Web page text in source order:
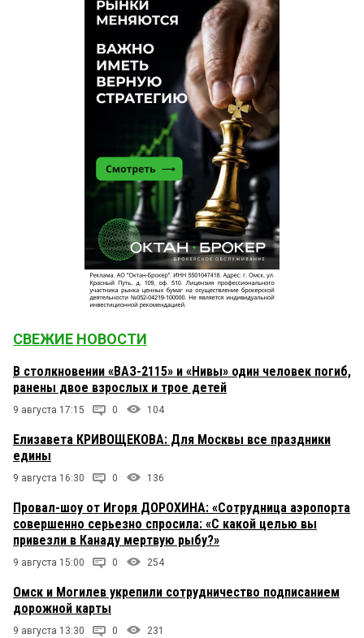
СВЕЖИЕ НОВОСТИ
В столкновении «ВАЗ-2115» и «Нивы» один человек погиб,
ранены двое взрослых и трое детей
9 августа 17:15 0 104
Елизавета КРИВОЩЕКОВА: Для Москвы все праздники
едины
9 августа 16:30 0 136
Провал-шоу от Игоря ДОРОХИНА: «Сотрудница аэропорта
совершенно серьезно спросила: «С какой целью вы
привезли в Канаду мертвую рыбу?»
9 августа 15:00 0 254
Омск и Могилев укрепили сотрудничество подписанием
дорожной карты
9 августа 13:30 0 231